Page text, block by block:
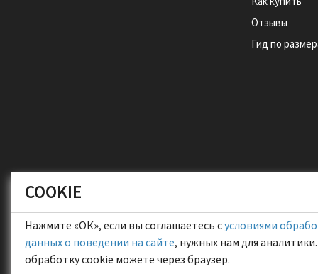
Отзывы
Гид по
COOKIE
Нажмите «ОК», если вы соглашаетесь сусловиями
данных о поведении на сайте, нужных нам для
обработку cookie можете через браузер.